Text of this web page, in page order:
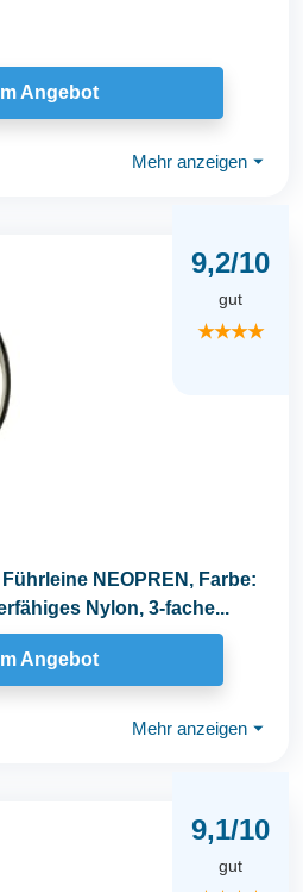
Angebot
Mehr anzeigen ⏷
9,2/10
gut
★★★★
NEOPREN, Farbe:
Nylon, 3-fache...
Angebot
Mehr anzeigen ⏷
9,1/10
gut